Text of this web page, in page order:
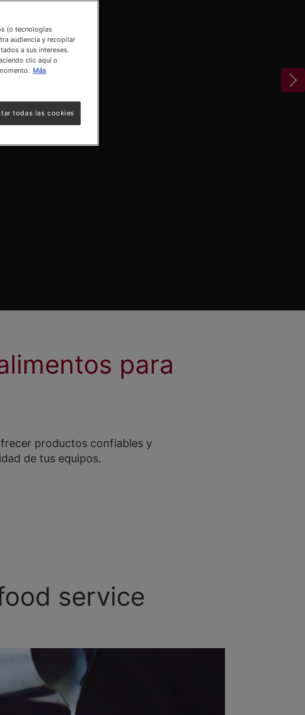
para
productos confiables y
de tus equipos.
service
(o tecnologías
audiencia y recopilar
a sus intereses.
clic aquí o
Más
todas las cookies